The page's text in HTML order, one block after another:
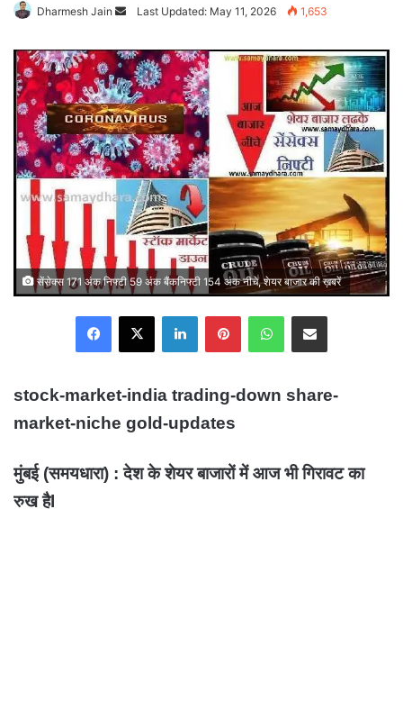
Dharmesh Jain
Send
email
Last Updated: May 11, 2026 1,653
सेंसेक्स 171 अंक निफ्टी 59 अंक बैंकनिफ्टी 154 अंक नीचे, शेयर बाजार की ख़बरें
stock-market-india trading-down share-
market-niche gold-updates
मुंबई (समयधारा) : देश के शेयर बाजारों में आज भी गिरावट का
रुख हैl